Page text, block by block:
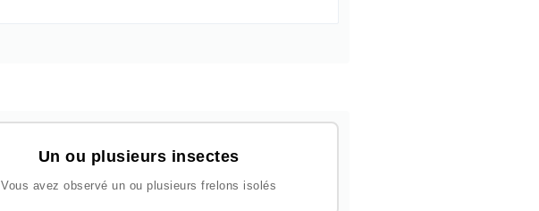
Un ou plusieurs insectes
Vous avez observé un ou plusieurs frelons isolés